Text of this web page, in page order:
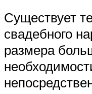
Существует
свадебного
размера